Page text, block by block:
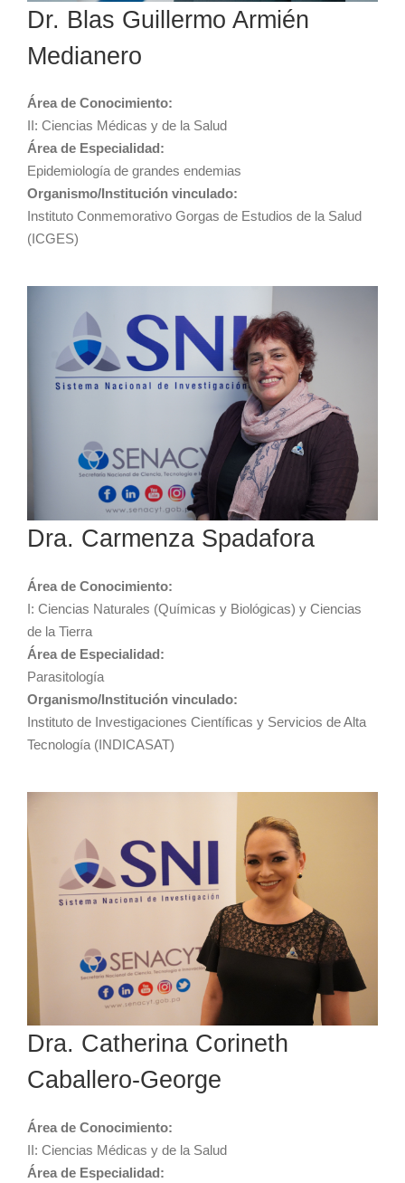
Dr. Blas Guillermo Armién
Medianero
Área de Conocimiento:
II: Ciencias Médicas y de la Salud
Área de Especialidad:
Epidemiología de grandes endemias
Organismo/Institución vinculado:
Instituto Conmemorativo Gorgas de Estudios de la Salud
(ICGES)
Dra. Carmenza Spadafora
Área de Conocimiento:
I: Ciencias Naturales (Químicas y Biológicas) y Ciencias
de la Tierra
Área de Especialidad:
Parasitología
Organismo/Institución vinculado:
Instituto de Investigaciones Científicas y Servicios de Alta
Tecnología (INDICASAT)
Dra. Catherina Corineth
Caballero-George
Área de Conocimiento:
II: Ciencias Médicas y de la Salud
Área de Especialidad: